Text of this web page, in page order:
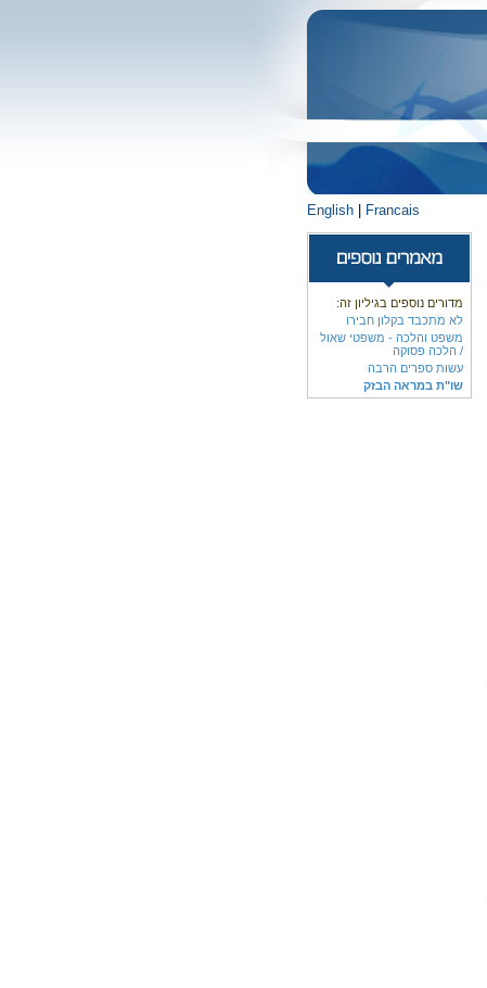
English Francais
מדורים נוספים בגיליון זה:
לא מתכבד בקלון חבירו
משפט והלכה - משפטי שאול
/ הלכה פסוקה
עשות ספרים הרבה
שו"ת במראה הבזק